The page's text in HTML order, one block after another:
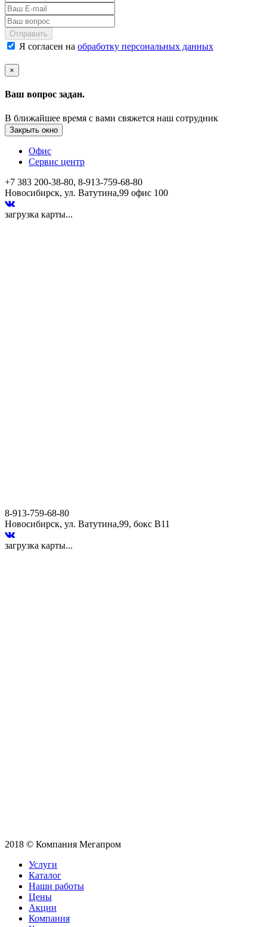
Отправить
Я согласен на обработку персональных данных
×
Ваш вопрос задан.
В ближайшее время с вами свяжется наш сотрудник
Закрыть окно
Офис
Сервис центр
+7 383 200-38-80, 8-913-759-68-80
Новосибирск, ул. Ватутина,99 офис 100
загрузка карты...
8-913-759-68-80
Новосибирск, ул. Ватутина,99, бокс В11
загрузка карты...
2018 © Компания Мегапром
Услуги
Каталог
Наши работы
Цены
Акции
Компания